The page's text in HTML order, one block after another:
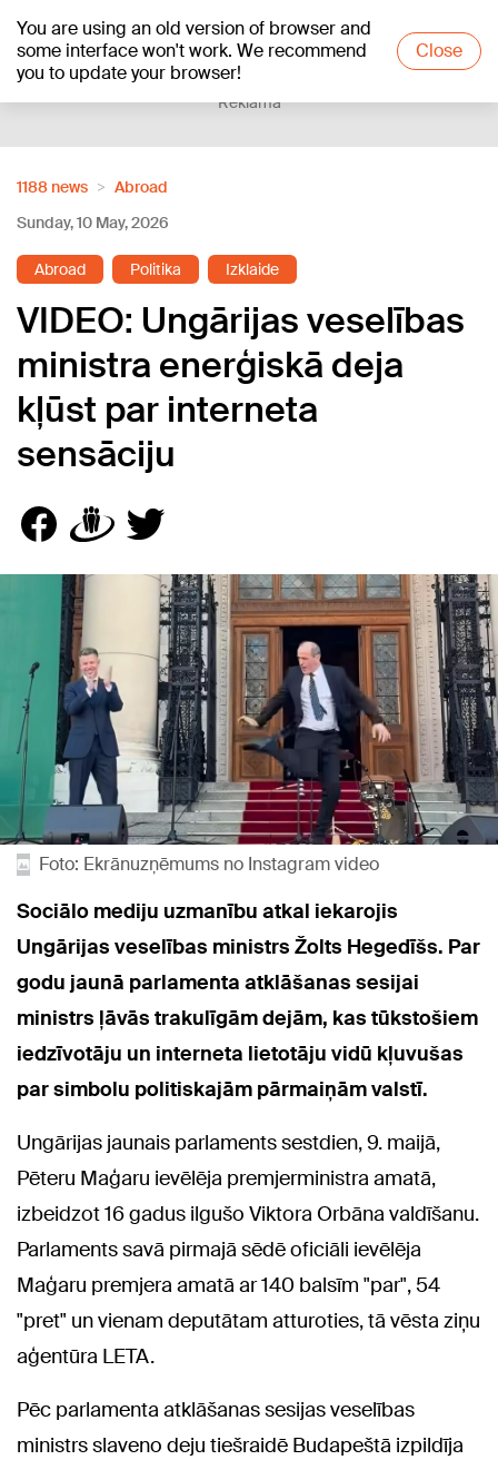
You are using an old version of browser and
some interface won't work. We recommend
you to update your browser!
Close
+21°C
Reklāma
1188 news
Abroad
Sunday, 10 May, 2026
Abroad Politika Izklaide
VIDEO: Ungārijas veselības
ministra enerģiskā deja
kļūst par interneta
sensāciju
Foto: Ekrānuzņēmums no Instagram video
Sociālo mediju uzmanību atkal iekarojis
Ungārijas veselības ministrs Žolts Hegedīšs. Par
godu jaunā parlamenta atklāšanas sesijai
ministrs ļāvās trakulīgām dejām, kas tūkstošiem
iedzīvotāju un interneta lietotāju vidū kļuvušas
par simbolu politiskajām pārmaiņām valstī.
Ungārijas jaunais parlaments sestdien, 9. maijā,
Pēteru Maģaru ievēlēja premjerministra amatā,
izbeidzot 16 gadus ilgušo Viktora Orbāna valdīšanu.
Parlaments savā pirmajā sēdē oficiāli ievēlēja
Maģaru premjera amatā ar 140 balsīm "par", 54
"pret" un vienam deputātam atturoties, tā vēsta ziņu
aģentūra LETA.
Pēc parlamenta atklāšanas sesijas veselības
ministrs slaveno deju tiešraidē Budapeštā izpildīja